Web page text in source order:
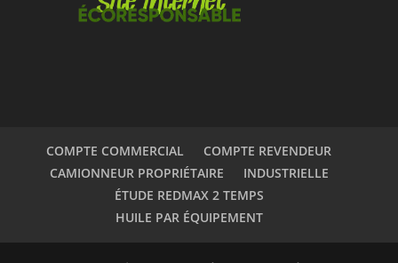
COMPTE COMMERCIAL
COMPTE REVENDEUR
CAMIONNEUR PROPRIÉTAIRE
INDUSTRIELLE
ÉTUDE REDMAX 2 TEMPS
HUILE PAR ÉQUIPEMENT